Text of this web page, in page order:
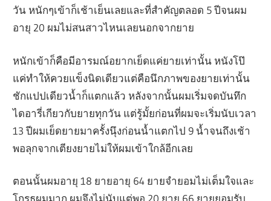
วัน หนักๆเข้าก็เช้าเย็นเลยและที่สำคัญตลอด 5 ปีจนผม
อายุ 20 ผมไม่สนสาวไหนเลยนอกจากยาย
หนักเข้าก็คือมีอารมณ์อยากเย็ดแค่ยายเท่านั้น หนังโป๊
แค่ทำให้ควยแข็งนิดเดียวแต่คือนึกภาพของยายเท่านั้น
ชักแปปเดียวน้ำก็แตกแล้ว หลังจากนั้นผมเริ่มจดบันทึก
ไดอารี่เกียวกับยายทุกวัน แต่รู้มั้ยก่อนที่ผมจะเริ่มนับเวลา
13 ปีผมเย็ดยายมาครั้งนุึงก่อนน้ำแตกไป 9 น้ำจนถึงเช้า
พอลุกจากเตียงยายไม่ให้ผมเข้าใกล้อีกเลย
ตอนนั้นผมอายุ 18 ยายอายุ 64 ยายจำยอมไม่เต็มใจและ
โกรธผมมาก ผมจึงไม่นับแต่พอ 20 ยาย 66 ยายยอมรับ